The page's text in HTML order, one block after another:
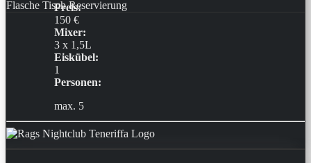
Preis:
150 €
Mixer:
3 x 1,5L
Eiskübel:
1
Personen:
max. 5